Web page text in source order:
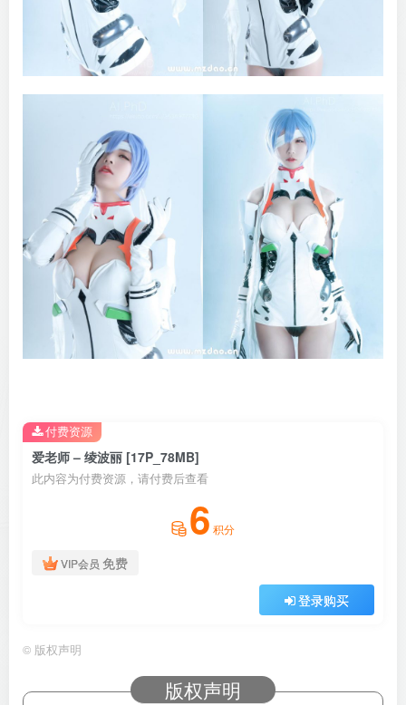
爱老师 – 绫波丽 [17P_78MB]
此内容为付费资源，请付费后查看
6 积分
VIP会员 免费
登录购买
付费资源
© 版权声明
版权声明